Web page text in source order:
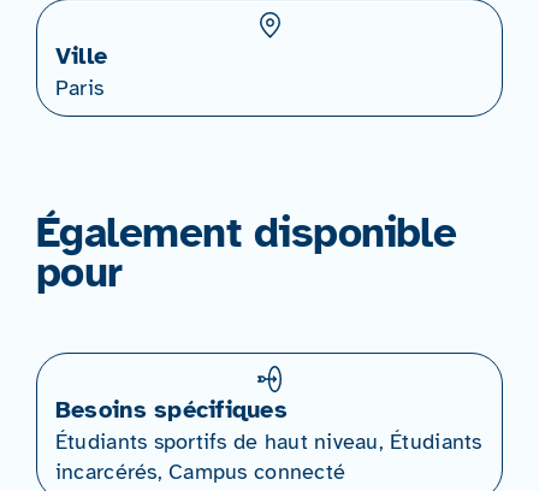
Ville
Paris
Également disponible
pour
Besoins spécifiques
Étudiants sportifs de haut niveau, Étudiants
incarcérés, Campus connecté